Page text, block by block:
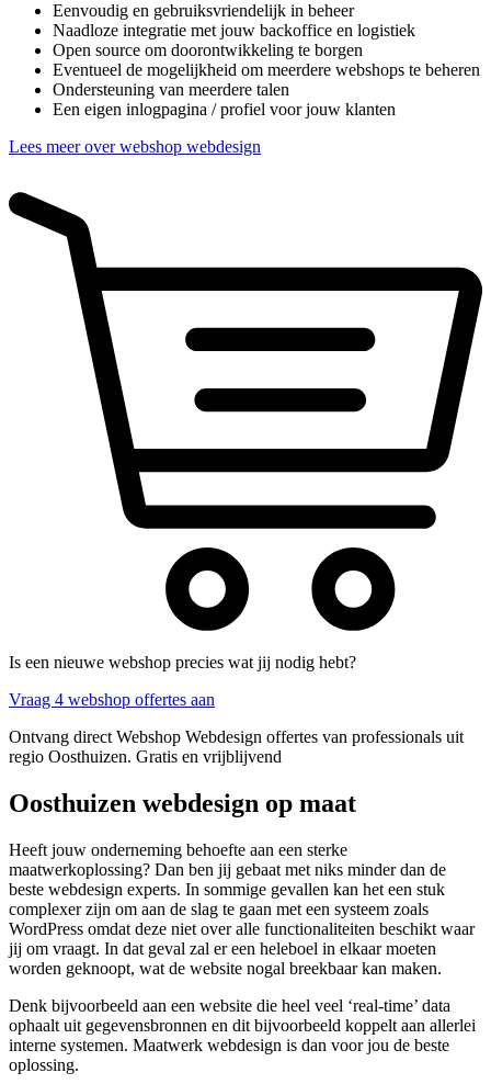
Eenvoudig en gebruiksvriendelijk in beheer
Naadloze integratie met jouw backoffice en logistiek
Open source om doorontwikkeling te borgen
Eventueel de mogelijkheid om meerdere webshops te beheren
Ondersteuning van meerdere talen
Een eigen inlogpagina / profiel voor jouw klanten
Lees meer over webshop webdesign
Is een nieuwe webshop precies wat jij nodig hebt?
Vraag 4 webshop offertes aan
Ontvang direct Webshop Webdesign offertes van professionals uit
regio Oosthuizen. Gratis en vrijblijvend
Oosthuizen webdesign op maat
Heeft jouw onderneming behoefte aan een sterke
maatwerkoplossing? Dan ben jij gebaat met niks minder dan de
beste webdesign experts. In sommige gevallen kan het een stuk
complexer zijn om aan de slag te gaan met een systeem zoals
WordPress omdat deze niet over alle functionaliteiten beschikt waar
jij om vraagt. In dat geval zal er een heleboel in elkaar moeten
worden geknoopt, wat de website nogal breekbaar kan maken.
Denk bijvoorbeeld aan een website die heel veel ‘real-time’ data
ophaalt uit gegevensbronnen en dit bijvoorbeeld koppelt aan allerlei
interne systemen. Maatwerk webdesign is dan voor jou de beste
oplossing.